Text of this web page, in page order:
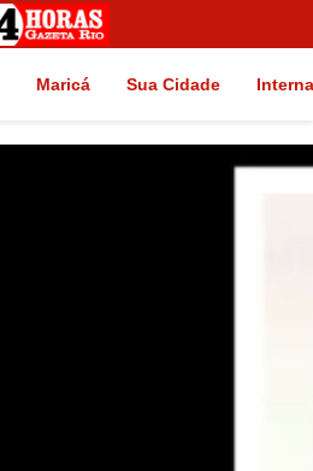
Maricá Sua Cidade